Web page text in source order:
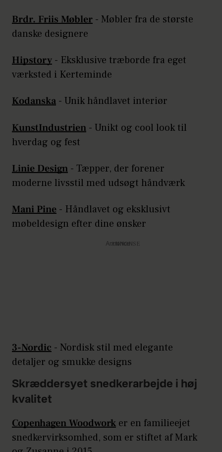
Brdr. Friis Møbler - Møbler fra de største
danske designere
Hipstory - Eksklusive træborde fra eget
værksted i Kerteminde
Kodanska - Unik håndlavet interiør
KunstIndustrien - Unikt og cool look til
hverdag og fest
Linie Design - Tæpper, der forener
moderne livsstil med udsøgt håndværk
Mani Pine - Håndlavet og eksklusivt
møbeldesign efter dine ønsker
Annonce
3-Nordic - Nordisk stil med elegante
detaljer og smukke designs
Skræddersyet snedkerarbejde i høj
kvalitet
Copenhagen Woodwork er en familieejet
snedkervirksomhed, som er stiftet af Mark